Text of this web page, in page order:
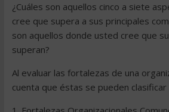
¿Cuáles son aquellos cinco a siete
cree que supera a sus principales
son aquellos donde usted cree que
superan?
Al evaluar las fortalezas de una
cuenta que éstas se pueden clasificar